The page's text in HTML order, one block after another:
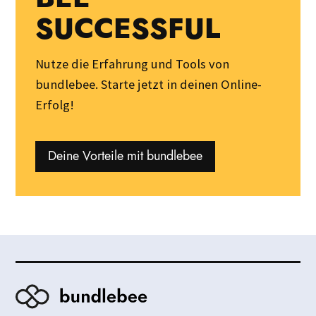
SUCCESSFUL
Nutze die Erfahrung und Tools von
bundlebee. Starte jetzt in deinen Online-
Erfolg!
Deine Vorteile mit bundlebee